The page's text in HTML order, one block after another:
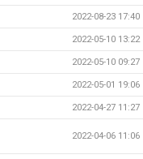
2022-08-23 17:40
2022-05-10 13:22
2022-05-10 09:27
2022-05-01 19:06
2022-04-27 11:27
2022-04-06 11:06